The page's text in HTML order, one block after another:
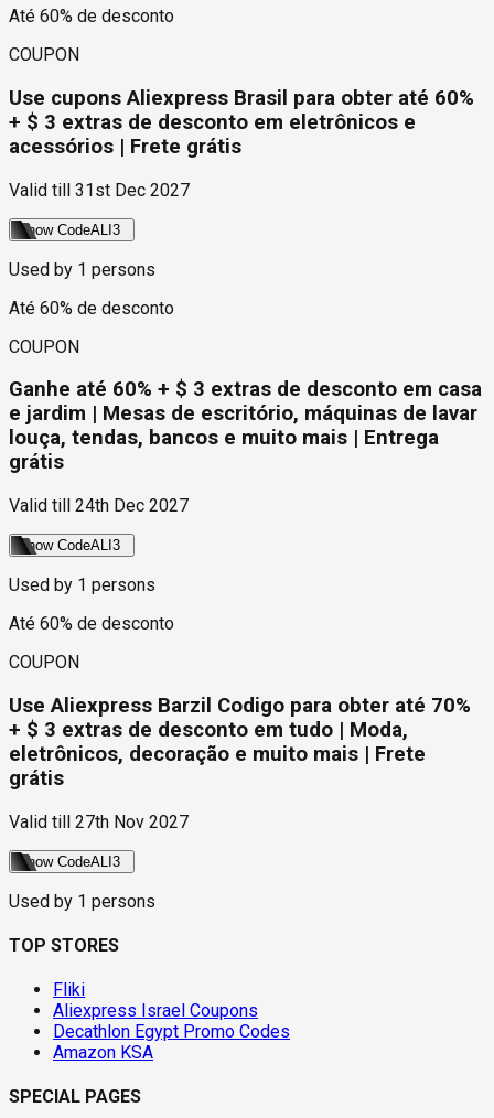
Até 60% de desconto
COUPON
Use cupons Aliexpress Brasil para obter até 60%
+ $ 3 extras de desconto em eletrônicos e
acessórios | Frete grátis
Valid till 31st Dec 2027
Show CodeALI3
Used by 1 persons
Até 60% de desconto
COUPON
Ganhe até 60% + $ 3 extras de desconto em casa
e jardim | Mesas de escritório, máquinas de lavar
louça, tendas, bancos e muito mais | Entrega
grátis
Valid till 24th Dec 2027
Show CodeALI3
Used by 1 persons
Até 60% de desconto
COUPON
Use Aliexpress Barzil Codigo para obter até 70%
+ $ 3 extras de desconto em tudo | Moda,
eletrônicos, decoração e muito mais | Frete
grátis
Valid till 27th Nov 2027
Show CodeALI3
Used by 1 persons
TOP STORES
Fliki
Aliexpress Israel Coupons
Decathlon Egypt Promo Codes
Amazon KSA
SPECIAL PAGES